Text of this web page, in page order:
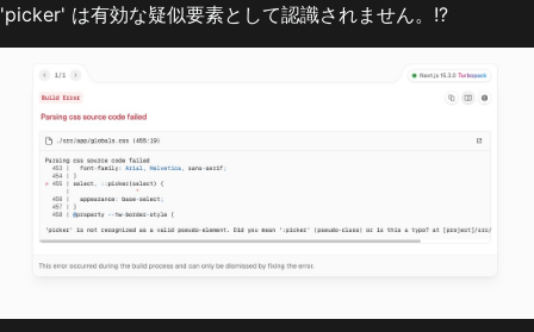
'picker' は有効な疑似要素として認識されません。!?